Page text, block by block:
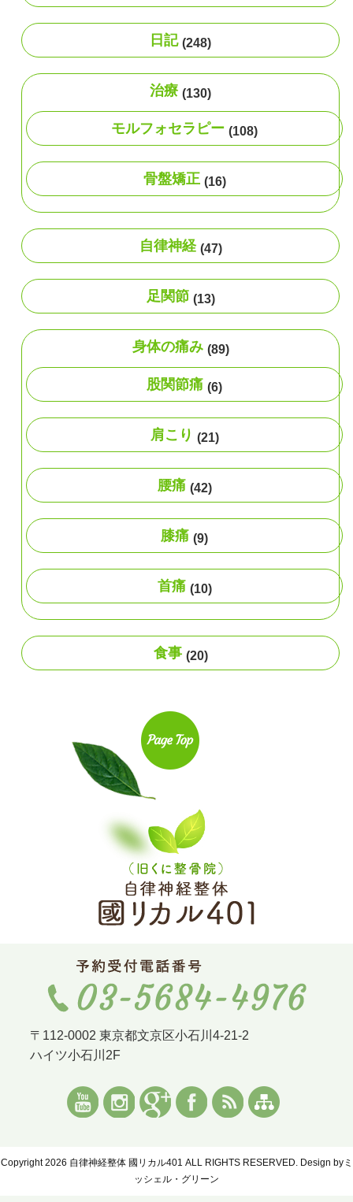
日記 (248)
治療 (130)
モルフォセラピー (108)
骨盤矯正 (16)
自律神経 (47)
足関節 (13)
身体の痛み (89)
股関節痛 (6)
肩こり (21)
腰痛 (42)
膝痛 (9)
首痛 (10)
食事 (20)
〒112-0002 東京都文京区小石川4-21-2
ハイツ小石川2F
Copyright 2026 自律神経整体 國リカル401 ALL RIGHTS RESERVED. Design byミ
ッシェル・グリーン